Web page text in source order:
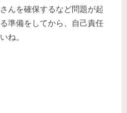
んを確保するなど問題が起
準備をしてから、自己責任
ね。